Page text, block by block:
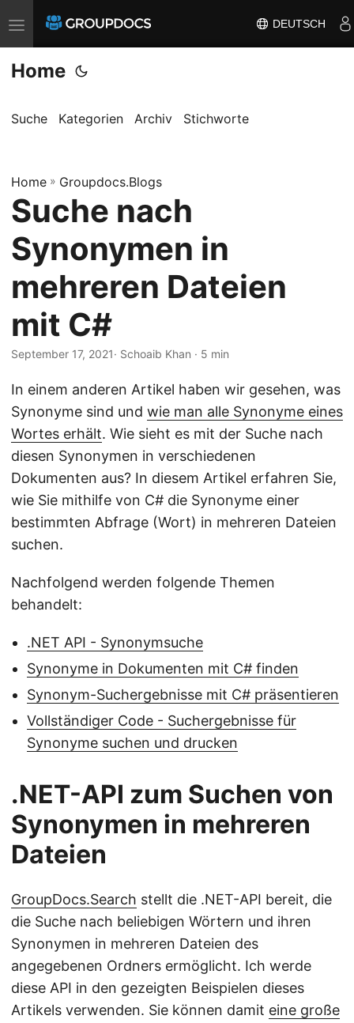
T
o
g
l
a
v
i
g
i
o
n
DEUTSCH
Home
Suche Kategorien Archiv Stichworte
Home » Groupdocs.Blogs
Suche nach
Synonymen in
mehreren Dateien
mit C#
September 17, 2021· Schoaib Khan · 5 min
In einem anderen Artikel haben wir gesehen, was
Synonyme sind und wie man alle Synonyme eines
Wortes erhält. Wie sieht es mit der Suche nach
diesen Synonymen in verschiedenen
Dokumenten aus? In diesem Artikel erfahren Sie,
wie Sie mithilfe von C# die Synonyme einer
bestimmten Abfrage (Wort) in mehreren Dateien
suchen.
Nachfolgend werden folgende Themen
behandelt:
.NET API - Synonymsuche
Synonyme in Dokumenten mit C# finden
Synonym-Suchergebnisse mit C# präsentieren
Vollständiger Code - Suchergebnisse für
Synonyme suchen und drucken
.NET-API zum Suchen von
Synonymen in mehreren
Dateien
GroupDocs.Search stellt die .NET-API bereit, die
die Suche nach beliebigen Wörtern und ihren
Synonymen in mehreren Dateien des
angegebenen Ordners ermöglicht. Ich werde
diese API in den gezeigten Beispielen dieses
Artikels verwenden. Sie können damit eine große